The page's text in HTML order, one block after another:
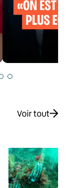
Voir tout